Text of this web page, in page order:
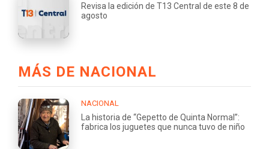
Revisa la edición de T13 Central de este 8 de
agosto
MÁS DE NACIONAL
NACIONAL
La historia de “Gepetto de Quinta Normal”:
fabrica los juguetes que nunca tuvo de niño